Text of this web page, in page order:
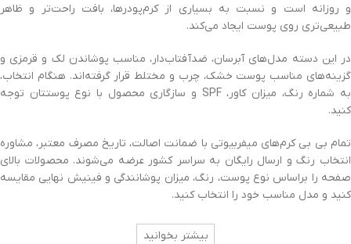
و روزانه است و نسبت به بسیاری از کرم‌پودرها، بافت راحت‌تر و ظاهر
طبیعی‌تری روی پوست ایجاد می‌کند.
در این دسته مدل‌های آبرسان، ضدآفتاب‌دار، مناسب پوشاندن لک و قرمزی و
گزینه‌های مناسب پوست خشک، چرب و مختلط قرار گرفته‌اند. هنگام انتخاب،
به شماره رنگ، میزان کاور، SPF و سازگاری محصول با نوع پوستتان توجه
کنید.
تمام بی بی کرم‌های میفربیوتی با ضمانت اصالت، تاریخ مصرف معتبر، مشاوره
انتخاب رنگ و ارسال رایگان به سراسر کشور عرضه می‌شوند. محصولات بالای
صفحه را براساس نوع پوست، رنگ، میزان پوشانندگی و فینیش نهایی مقایسه
کنید و مدل مناسب خود را انتخاب کنید.
بیشتر بخوانید